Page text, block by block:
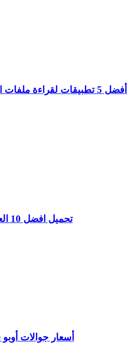
أفضل 5 تطبيقات لقراءة
تحميل افضل 10 العاب بنات للأندوريد
أسعار جوالات أوبو